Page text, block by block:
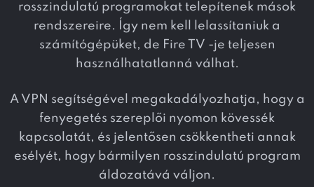
rosszindulatú programokat telepítenek mások
rendszereire. Így nem kell lelassítaniuk a
számítógépüket, de Fire TV -je teljesen
használhatatlanná válhat.
A VPN segítségével megakadályozhatja, hogy a
fenyegetés szereplői nyomon kövessék
kapcsolatát, és jelentősen csökkentheti annak
esélyét, hogy bármilyen rosszindulatú program
áldozatává váljon.